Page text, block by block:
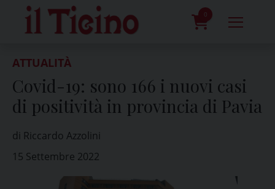
content
0
ATTUALITÀ
Covid-19: sono 166 i nuovi casi
di positività in provincia di Pavia
di Riccardo Azzolini
15 Settembre 2022